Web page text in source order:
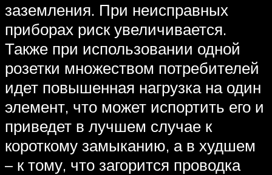
заземления. При неисправных
приборах риск увеличивается.
Также при использовании одной
розетки множеством потребителей
идет повышенная нагрузка на один
элемент, что может испортить его и
приведет в лучшем случае к
короткому замыканию, а в худшем
– к тому, что загорится проводка